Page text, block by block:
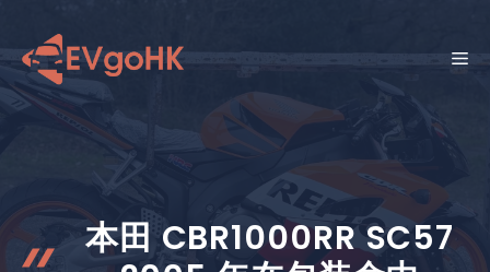
容
菜
本田 CBR1000RR SC57